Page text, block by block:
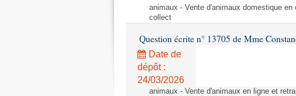
animaux - Vente d'animaux domestique
collect
Question écrite n° 13705 de Mme
Date de
dépôt :
24/03/2026
animaux - Vente d'animaux en ligne et